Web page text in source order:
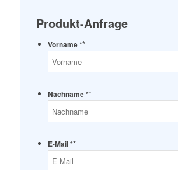
Produkt-Anfrage
Vorname **
Nachname **
E-Mail **